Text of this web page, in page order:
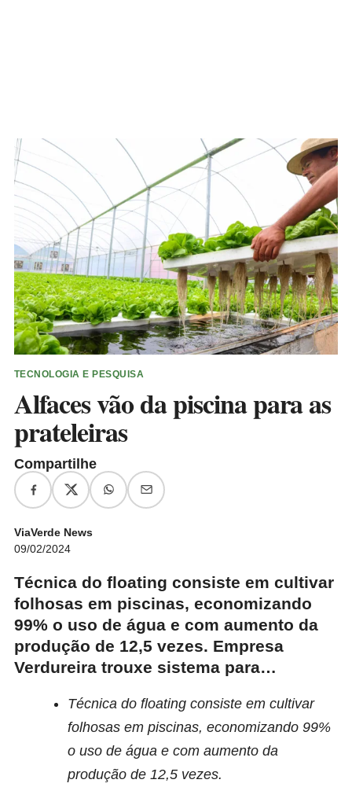
TECNOLOGIA E PESQUISA
Alfaces vão da piscina para as
prateleiras
Compartilhe
ViaVerde News
09/02/2024
Técnica do floating consiste em cultivar
folhosas em piscinas, economizando
99% o uso de água e com aumento da
produção de 12,5 vezes. Empresa
Verdureira trouxe sistema para…
Técnica do floating consiste em cultivar
folhosas em piscinas, economizando 99%
o uso de água e com aumento da
produção de 12,5 vezes.